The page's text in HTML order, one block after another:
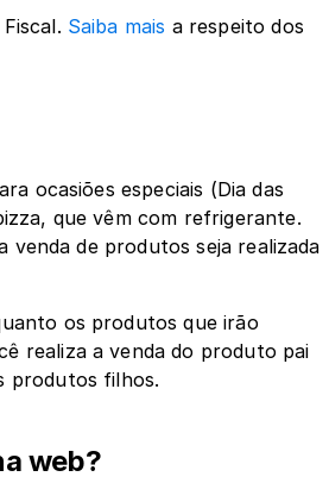
Saiba mais a respeito dos
ocasiões especiais (Dia das
que vêm com refrigerante.
de produtos seja realizada
os produtos que irão
realiza a venda do produto pai
produtos filhos.
web?